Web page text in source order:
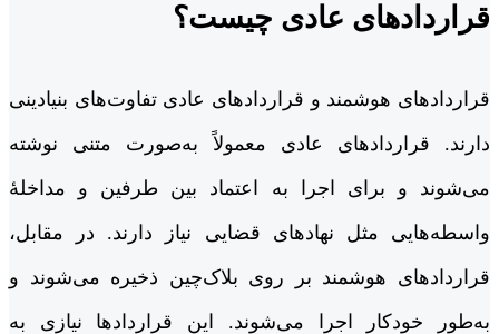
قراردادهای عادی چیست؟
قراردادهای هوشمند و قراردادهای عادی تفاوت‌های بنیادینی
دارند. قراردادهای عادی معمولاً به‌صورت متنی نوشته
می‌شوند و برای اجرا به اعتماد بین طرفین و مداخلۀ
واسطه‌هایی مثل نهادهای قضایی نیاز دارند. در مقابل،
قراردادهای هوشمند بر روی بلاک‌چین ذخیره می‌شوند و
به‌طور خودکار اجرا می‌شوند. این قراردادها نیازی به